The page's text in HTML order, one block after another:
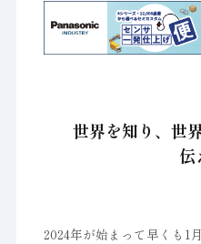
世界を知り、世
伝
2024年が始まって早くも1